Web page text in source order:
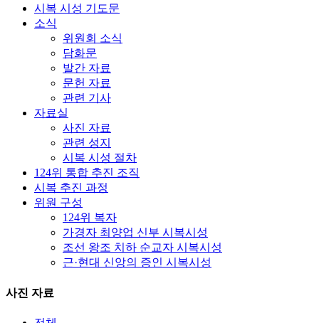
시복 시성 기도문
소식
위원회 소식
담화문
발간 자료
문헌 자료
관련 기사
자료실
사진 자료
관련 성지
시복 시성 절차
124위 통합 추진 조직
시복 추진 과정
위원 구성
124위 복자
가경자 최양업 신부 시복시성
조선 왕조 치하 순교자 시복시성
근·현대 신앙의 증인 시복시성
사진 자료